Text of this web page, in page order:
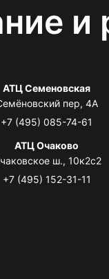
и
АТЦ Семеновская
пер, 4А
+7 (495) 085-74-61
АТЦ Очаково
ш., 10к2с2
+7 (495) 152-31-11